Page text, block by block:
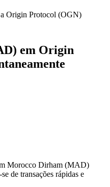
Origin Protocol (OGN)
em Origin
Morocco Dirham (MAD)
de transações rápidas e